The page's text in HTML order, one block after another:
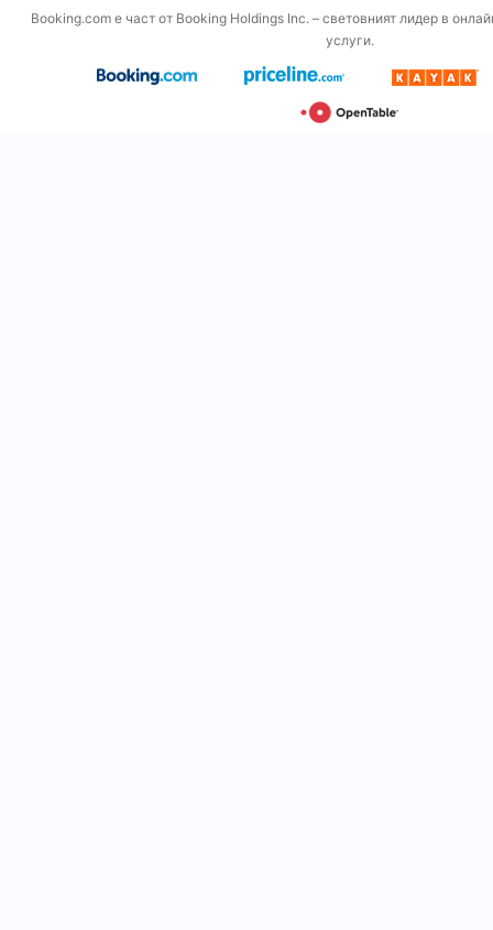
Booking.com е част от Booking Holdings Inc. – световният лидер в
услуги.